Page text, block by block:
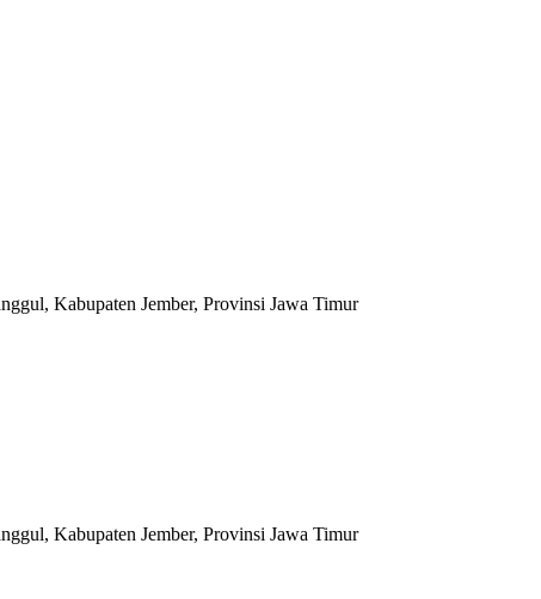
Kabupaten Jember, Provinsi Jawa Timur
Kabupaten Jember, Provinsi Jawa Timur